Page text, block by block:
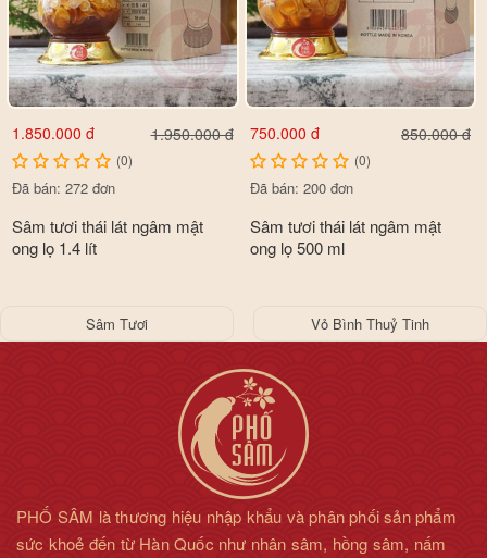
1.850.000 đ 1.950.000 đ
(0)
Đã bán: 272 đơn
Sâm tươi thái lát ngâm mật
ong lọ 1.4 lít
750.000 đ 850.000 đ
(0)
Đã bán: 200 đơn
Sâm tươi thái lát ngâm mật
ong lọ 500 ml
Sâm Tươi Vỏ Bình Thuỷ Tinh
PHỐ SÂM là thương hiệu nhập khẩu và phân phối sản phẩm
sức khoẻ đến từ Hàn Quốc như nhân sâm, hồng sâm, nấm